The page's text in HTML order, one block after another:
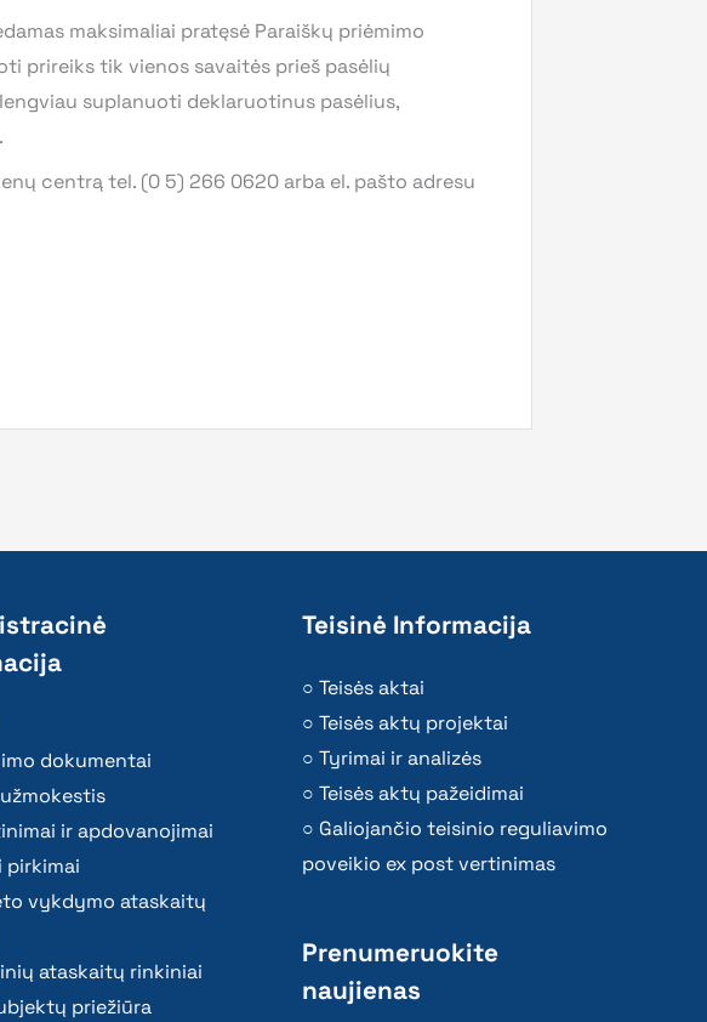
maksimaliai pratęsė Paraiškų priėmimo
prireiks tik vienos savaitės prieš pasėlių
suplanuoti deklaruotinus pasėlius,
centrą tel. (0 5) 266 0620 arba el. pašto adresu
dokumentai
ir apdovanojimai
pirkimai
vykdymo ataskaitų
ataskaitų rinkiniai
priežiūra
Teisinė Informacija
Teisės aktai
Teisės aktų projektai
Tyrimai ir analizės
Teisės aktų pažeidimai
Galiojančio teisinio reguliavimo
poveikio ex post vertinimas
Prenumeruokite
naujienas